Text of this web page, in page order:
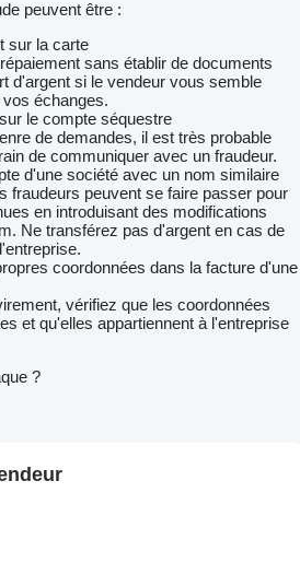
peuvent être :
sur la carte
sans établir de documents
d'argent si le vendeur vous semble
échanges.
le compte séquestre
de demandes, il est très probable
de communiquer avec un fraudeur.
d'une société avec un nom similaire
fraudeurs peuvent se faire passer pour
en introduisant des modifications
Ne transférez pas d'argent en cas de
coordonnées dans la facture d'une
vérifiez que les coordonnées
et qu'elles appartiennent à l'entreprise
?